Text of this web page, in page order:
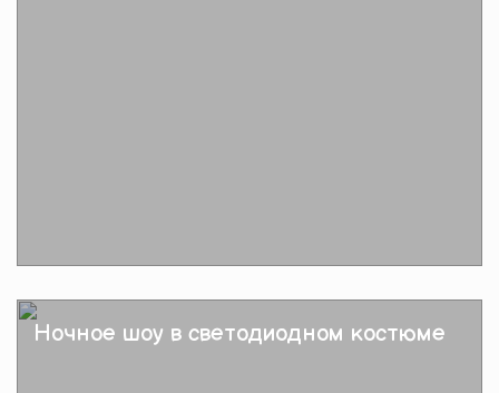
Подробнее
Ночное шоу в светодиодном костюме